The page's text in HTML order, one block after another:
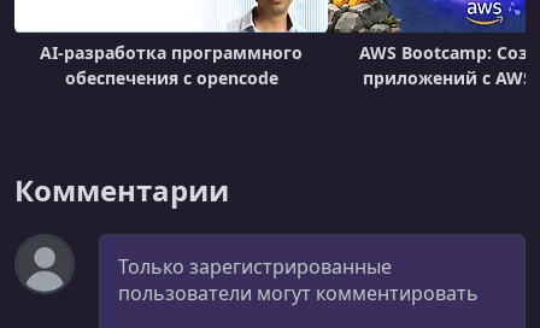
AI-разработка программного
обеспечения с opencode
AWS Bootcamp:
приложений с AWS
Комментарии
Комментарий